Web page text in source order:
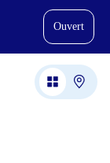
Ouvert